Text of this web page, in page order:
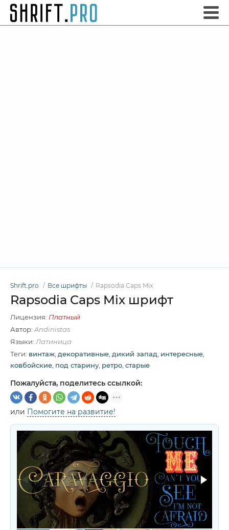
Shrift.pro Все шрифты Rapsodia Caps Mix
Rapsodia Caps Mix шрифт
Лицензия: Платный
Автор: Andinistas
Языки: Латиница
Теги: винтаж декоративные дикий запад интересные
ковбойские под старину, ретро старые
Пожалуйста, поделитесь ссылкой:
или Помогите на развитие!